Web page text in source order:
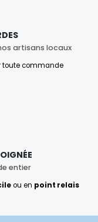
artisans locaux
toute commande
entier
ou en point relais